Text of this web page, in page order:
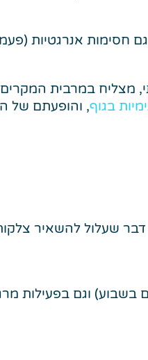
חסימות אנרגטיות
מצליח במרבית
בגוף, והופעתם של
דבר שעלול להשאיר
והחמרה במחלה. מומלץ להרבות בפעילות גופנית, גם אירובית